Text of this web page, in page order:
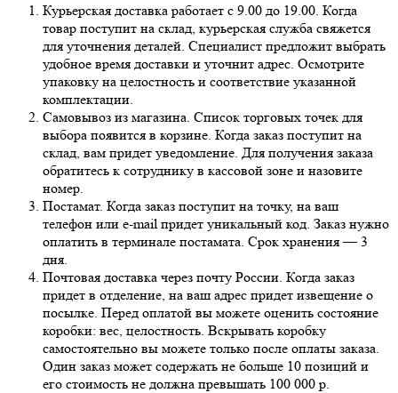
Курьерская доставка работает с 9.00 до 19.00. Когда
товар поступит на склад, курьерская служба свяжется
для уточнения деталей. Специалист предложит выбрать
удобное время доставки и уточнит адрес. Осмотрите
упаковку на целостность и соответствие указанной
комплектации.
Самовывоз из магазина. Список торговых точек для
выбора появится в корзине. Когда заказ поступит на
склад, вам придет уведомление. Для получения заказа
обратитесь к сотруднику в кассовой зоне и назовите
номер.
Постамат. Когда заказ поступит на точку, на ваш
телефон или e-mail придет уникальный код. Заказ нужно
оплатить в терминале постамата. Срок хранения — 3
дня.
Почтовая доставка через почту России. Когда заказ
придет в отделение, на ваш адрес придет извещение о
посылке. Перед оплатой вы можете оценить состояние
коробки: вес, целостность. Вскрывать коробку
самостоятельно вы можете только после оплаты заказа.
Один заказ может содержать не больше 10 позиций и
его стоимость не должна превышать 100 000 р.